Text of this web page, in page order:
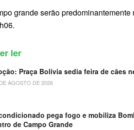
grande serão
ler
Praça Bolívia sedia feira de cães
AGOSTO DE 2026
pega fogo e mobiliza
de Campo Grande